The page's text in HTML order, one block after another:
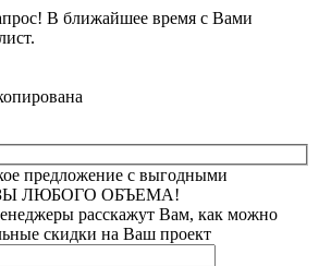
В ближайшее время с Вами
предложение с выгодными
ЛЮБОГО ОБЪЕМА!
расскажут Вам, как можно
скидки на Ваш проект